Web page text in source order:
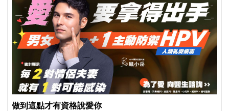
做到這點才有資格說愛你